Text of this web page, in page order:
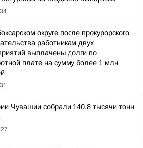
округе после прокурорского
работникам двух
выплачены долги по
плате на сумму более 1 млн
Чувашии собрали 140,8 тысячи тонн